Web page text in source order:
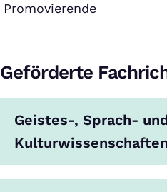
Promovierende
Geförderte
Geistes-, Sprach- und
Kulturwissenschaften